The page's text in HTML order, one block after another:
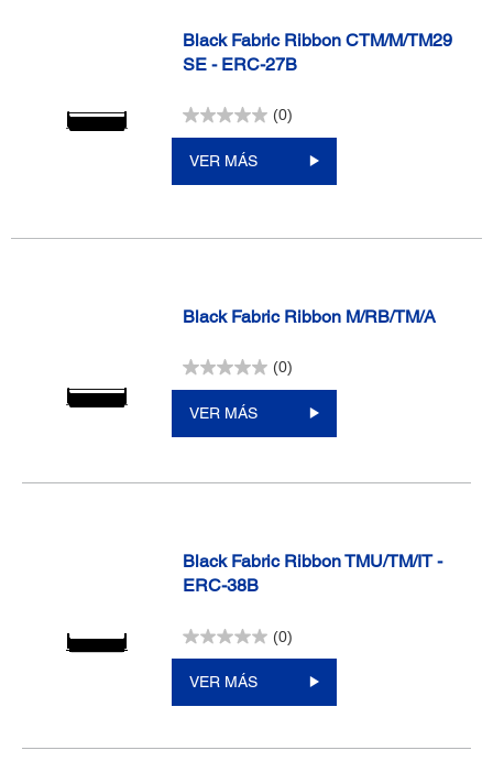
Black Fabric Ribbon CTM/M/TM29
SE - ERC-27B
(0)
VER MÁS
Black Fabric Ribbon M/RB/TM/A
(0)
VER MÁS
Black Fabric Ribbon TMU/TM/IT -
ERC-38B
(0)
VER MÁS